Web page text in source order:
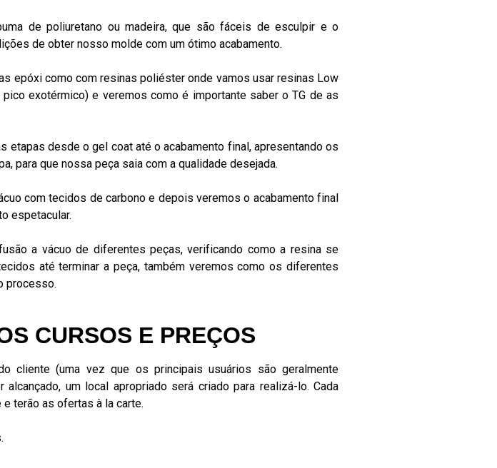
de poliuretano ou madeira, que são fáceis de esculpir e o
de obter nosso molde com um ótimo acabamento.
epóxi como com resinas poliéster onde vamos usar resinas Low
exotérmico) e veremos como é importante saber o TG de as
etapas desde o gel coat até o acabamento final, apresentando os
para que nossa peça saia com a qualidade desejada.
com tecidos de carbono e depois veremos o acabamento final
espetacular.
a vácuo de diferentes peças, verificando como a resina se
até terminar a peça, também veremos como os diferentes
processo.
CURSOS E PREÇOS
cliente (uma vez que os principais usuários são geralmente
um local apropriado será criado para realizá-lo. Cada
terão as ofertas à la carte.